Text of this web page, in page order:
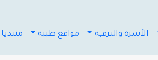
الأسرة والترفيه مواقع طبيه